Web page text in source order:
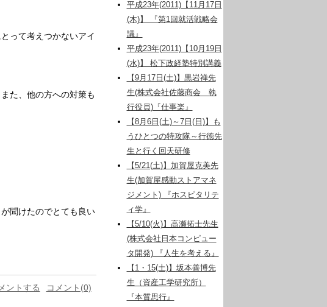
って考えつかないアイ
た、他の方への対策も
聞けたのでとても良い
ントする コメント(0)
平成23年(2011)【11月17日
(木)】 『第1回就活戦略会
議』
平成23年(2011)【10月19日
(水)】 松下政経塾特別講義
【9月17日(土)】黒岩禅先
生(株式会社佐藤商会 執
行役員)『仕事楽』
【8月6日(土)～7日(日)】も
うひとつの特攻隊～行徳先
生と行く回天研修
【5/21(土)】加賀屋克美先
生(加賀屋感動ストアマネ
ジメント) 『ホスピタリテ
ィ学』
【5/10(火)】高瀬拓士先生
(株式会社日本コンピュー
タ開発) 『人生を考える』
【1・15(土)】坂本善博先
生（資産工学研究所）
『本質思行』